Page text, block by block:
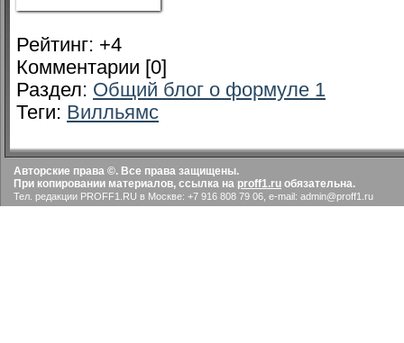
Рейтинг: +4
Комментарии [0]
Раздел: Общий блог о формуле 1
Теги: Вилльямс
Авторские права ©. Все права защищены.
При копировании материалов, ссылка на proff1.ru обязательна.
Тел. редакции PROFF1.RU в Москве: +7 916 808 79 06, e-mail: admin@proff1.ru